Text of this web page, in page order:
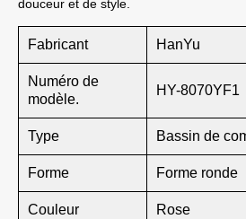
douceur et de style.
Fabricant HanYu
Numéro de
modèle.
HY-8070YF1
Type Bassin de
Forme Forme ronde
Couleur Rose